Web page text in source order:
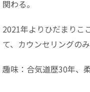
関わる。
2021年よりひだまりこ
て、カウンセリングの
趣味：合気道歴30年、